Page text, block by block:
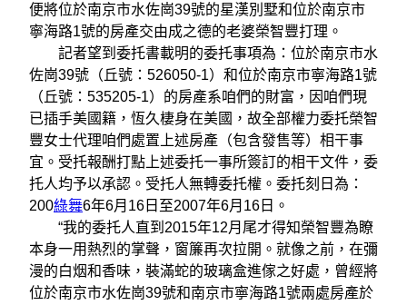
便將位於南京市水佐崗39號的星漢別墅和位於南京市
寧海路1號的房產交由成之德的老婆榮智豐打理。
記者望到委托書載明的委托事項為：位於南京市水
佐崗39號（丘號：526050-1）和位於南京市寧海路1號
（丘號：535205-1）的房產系咱們的財富，因咱們現
已插手美國籍，恆久棲身在美國，故全部權力委托榮智
豐女士代理咱們處置上述房產（包含發售等）相干事
宜。受托報酬打點上述委托一事所簽訂的相干文件，委
托人均予以承認。受托人無轉委托權。委托刻日為：
200綠舞6年6月16日至2007年6月16日。
“我的委托人直到2015年12月尾才得知榮智豐為瞭
本身一用熱烈的掌聲，窗簾再次拉開。就像之前，在彌
漫的白烟和香味，裝滿蛇的玻璃盒進傢之好處，曾經將
位於南京市水佐崗39號和南京市寧海路1號兩處房產於